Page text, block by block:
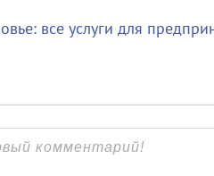
все услуги для